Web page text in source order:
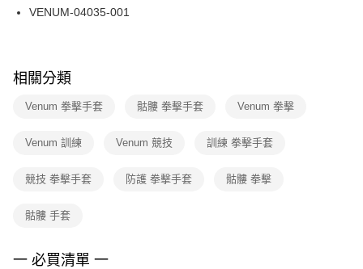
【「AFTEE先享後付」結帳流程】
３．收到繳費通知簡訊後14天內，點擊此簡訊中的連結，可透過四大超商／
ATM／網路銀行／等多元方式進行付款，方視為交易完成。
購買商品的店家。未經商家同意取消之訂單仍視為有效，需透過AFTEE先享
※ 交易是否成功請以「AFTEE先享後付 」之結帳頁面顯示為準，若有關於
https://netprotections.freshdesk.com/support/home
１．透過由恩沛科技股份有限公司提供之「AFTEE先享後付」服務完成之交
２．關於個人資料處理事宜，請瀏覽以下網址：
宅配VENUM-04035-001
相關分類
Venum 拳擊手套 骷髏 拳擊手套 Venum 拳擊
Venum 訓練 Venum 競技 訓練 拳擊手套
競技 拳擊手套 防護 拳擊手套 骷髏 拳擊
骷髏 手套
一 必買清單 一